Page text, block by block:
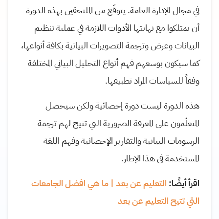
في مجال الإدارة العامة. يتوقّع من الملتحقين بهذه الدورة
أن يمتلكوا مع نهايتها الأدوات اللازمة في عملية تنظيم
البيانات وعرض وترجمة التصويرات البيانية بكافة أنواعها،
كما سيكون بوسعهم فهم أنواع التحليل البياني المختلفة
وفقاً للسياسات المراد تطبيقها.
هذه الدورة ليست دورة إحصائية ولكن سيحصل
المتعلّمون على المعرفة الضرورية التي تتيح لهم ترجمة
الرسومات البيانية والتقارير الإحصائية وفهم اللغة
المستخدمة في هذا الإطار.
اقرأ أيضًا: التعليم عن بعد | ما هي افضل الجامعات
التي تتيح التعليم عن بعد